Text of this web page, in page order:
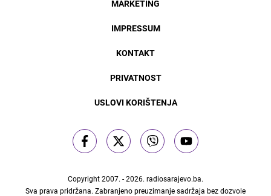
MARKETING
IMPRESSUM
KONTAKT
PRIVATNOST
USLOVI KORIŠTENJA
Copyright 2007. - 2026. radiosarajevo.ba.
Sva prava pridržana. Zabranjeno preuzimanje sadržaja bez dozvole